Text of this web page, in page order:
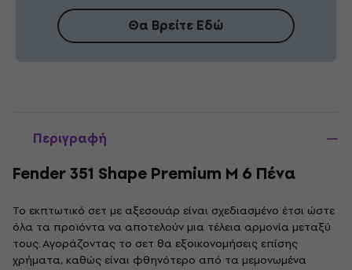
Θα Βρείτε Εδώ
Περιγραφή
Fender 351 Shape Premium M 6 Πένα
Το εκπτωτικό σετ με αξεσουάρ είναι σχεδιασμένο έτσι ώστε
όλα τα προϊόντα να αποτελούν μια τέλεια αρμονία μεταξύ
τους. Αγοράζοντας το σετ θα εξοικονομήσεις επίσης
χρήματα, καθώς είναι φθηνότερο από τα μεμονωμένα